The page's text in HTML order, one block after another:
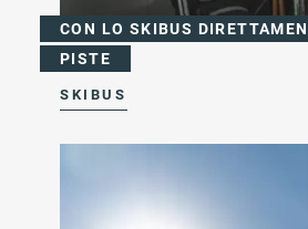
CON LO SKIBUS
PISTE
SKIBUS